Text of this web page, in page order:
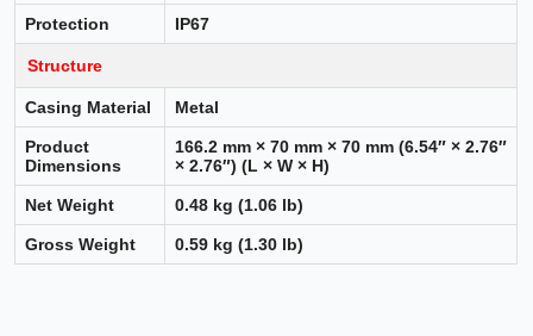
Protection IP67
Structure
Casing Material Metal
Product
Dimensions
166.2 mm × 70 mm × 70 mm (6.54″ × 2.76″
× 2.76″) (L × W × H)
Net Weight 0.48 kg (1.06 lb)
Gross Weight 0.59 kg (1.30 lb)